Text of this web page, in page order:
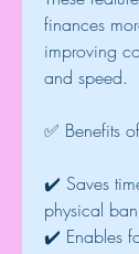
finances
improving
and speed.
✅ Benefits
✔️ Saves
physical
✔️ Enables